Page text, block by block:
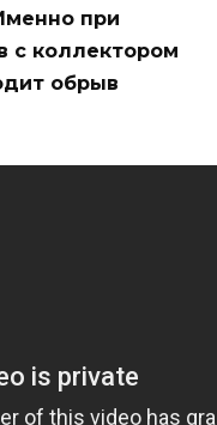
при
с коллектором
обрыв